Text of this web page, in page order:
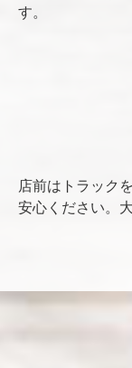
す。
店前はトラック
安心ください。